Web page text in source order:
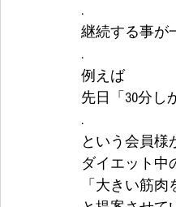
.
継続する事が
.
例えば
先日「30分し
.
という会員様
ダイエット中
「大きい筋肉